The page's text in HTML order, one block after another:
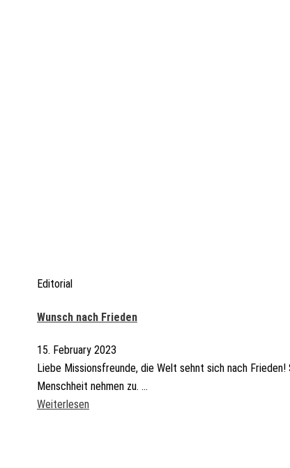
Editorial
Wunsch nach Frieden
15. February 2023
Liebe Missionsfreunde, die Welt sehnt sich nach
Menschheit nehmen zu. ...
Weiterlesen